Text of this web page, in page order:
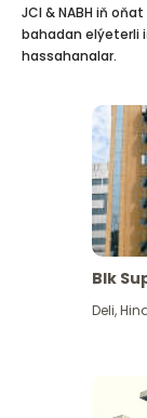
JCI & NABH iň
bahadan elýeterli
hassahanalar.
Blk
Deli,